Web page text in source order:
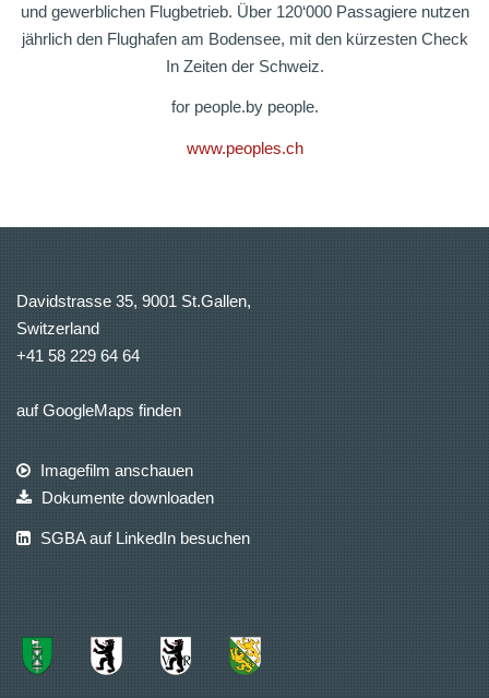
und gewerblichen Flugbetrieb. Über 120‘000 Passagiere nutzen
jährlich den Flughafen am Bodensee, mit den kürzesten Check
In Zeiten der Schweiz.
for people.by people.
www.peoples.ch
Davidstrasse 35, 9001 St.Gallen,
Switzerland
+41 58 229 64 64
auf GoogleMaps finden
Imagefilm anschauen
Dokumente downloaden
SGBA auf LinkedIn besuchen